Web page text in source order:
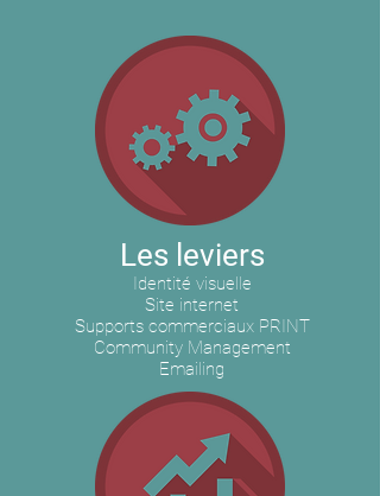
Les leviers
Identité visuelle
Site internet
Supports commerciaux PRINT
Community Management
Emailing